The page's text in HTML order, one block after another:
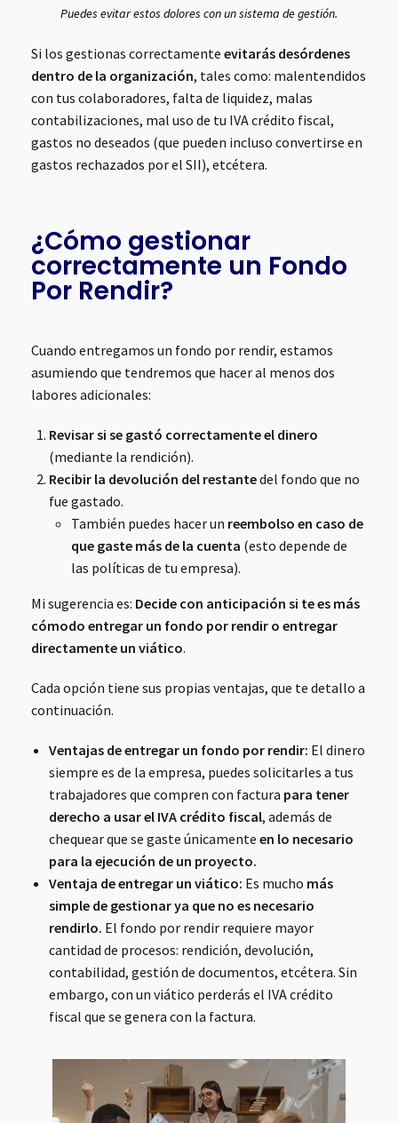
Puedes evitar estos dolores con un sistema de gestión.
Si los gestionas correctamente evitarás desórdenes
dentro de la organización, tales como: malentendidos
con tus colaboradores, falta de liquidez, malas
contabilizaciones, mal uso de tu IVA crédito fiscal,
gastos no deseados (que pueden incluso convertirse en
gastos rechazados por el SII), etcétera.
¿Cómo gestionar
correctamente un Fondo
Por Rendir?
Cuando entregamos un fondo por rendir, estamos
asumiendo que tendremos que hacer al menos dos
labores adicionales:
Revisar si se gastó correctamente el dinero
(mediante la rendición).
Recibir la devolución del restantedel fondo que no
fue gastado.
También puedes hacer un reembolso en caso de
que gaste más de la cuenta (esto depende de
las políticas de tu empresa).
Mi sugerencia es: Decide con anticipación si te es más
cómodo entregar un fondo por rendir o entregar
directamente un viático.
Cada opción tiene sus propias ventajas, que te detallo a
continuación.
Ventajas de entregar un fondo por rendir: El dinero
siempre es de la empresa, puedes solicitarles a tus
trabajadores que compren con factura para tener
derecho a usar el IVA crédito fiscal, además de
chequear que se gaste únicamente en lo necesario
para la ejecución de un proyecto.
Ventaja de entregar un viático: Es mucho más
simple de gestionar ya que no es necesario
rendirlo. El fondo por rendir requiere mayor
cantidad de procesos: rendición, devolución,
contabilidad, gestión de documentos, etcétera. Sin
embargo, con un viático perderás el IVA crédito
fiscal que se genera con la factura.